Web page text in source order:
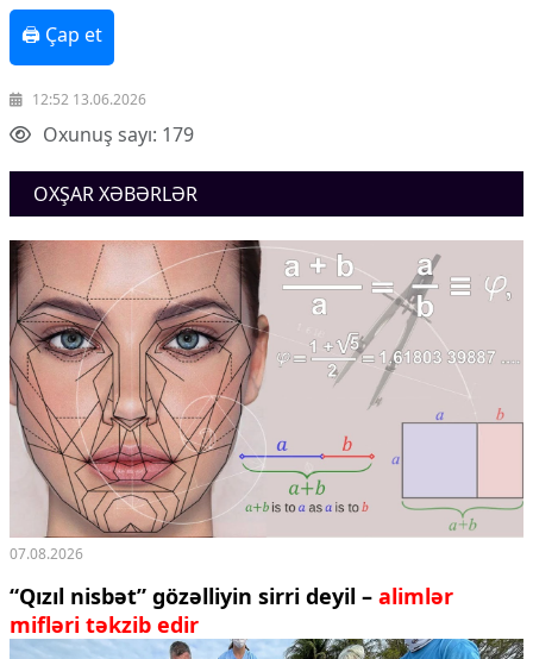
Cəmiyyət
Crossmedia.az - 1 yaş
Siyasət
Məhkəmə və hüquq
Ekologiya
Zəfər - 5
Gənclər və İdman
Hadisə
Sağlamlıq
Sosium
Mənəvi dəyərlər
Texnologiya
Mətbuat-150
Əlaqə
Missiyamız
🖨 Çap et
12:52 13.06.2026
Oxunuş sayı: 179
OXŞAR XƏBƏRLƏR
07.08.2026
“Qızıl nisbət” gözəlliyin sirri deyil – alimlər
mifləri təkzib edir